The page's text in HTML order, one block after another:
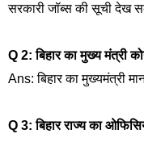
सरकारी जॉब्स की सूची देख
Q 2: बिहार का मुख्य मंत्री
Ans: बिहार का मुख्यमंत्री
Q 3: बिहार राज्य का